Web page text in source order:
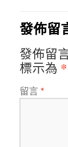
發佈留
發佈留
標示為 *
留言 *